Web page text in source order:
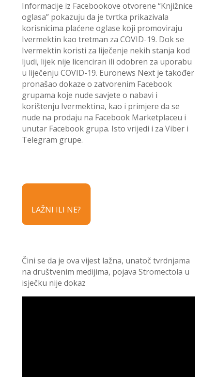
Informacije iz Facebookove otvorene “Knjižnice
oglasa” pokazuju da je tvrtka prikazivala
korisnicima plaćene oglase koji promoviraju
Ivermektin kao tretman za COVID-19. Dok se
Ivermektin koristi za liječenje nekih stanja kod
ljudi, lijek nije licenciran ili odobren za uporabu
u liječenju COVID-19. Euronews Next je također
pronašao dokaze o zatvorenim Facebook
grupama koje nude savjete o nabavi i
korištenju Ivermektina, kao i primjere da se
nude na prodaju na Facebook Marketplaceu i
unutar Facebook grupa. Isto vrijedi i za Viber i
Telegram grupe.
LAŽNI ILI NE?
Čini se da je ova vijest lažna, unatoč tvrdnjama
na društvenim medijima, pojava Stromectola u
isječku nije dokaz